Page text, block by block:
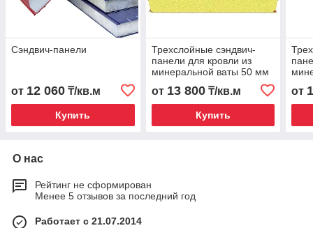
Сэндвич-панели
от 12 060 ₸/кв.м
Купить
Трехслойные сэндвич-
панели для кровли из
минеральной ваты 50 мм
от 13 800₸/кв.м
Купить
мм
от
О нас
Рейтинг не сформирован
Менее 5 отзывов за последний год
Работает с 21.07.2014